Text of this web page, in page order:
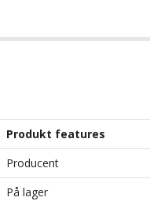
Produkt features
Producent
På lager